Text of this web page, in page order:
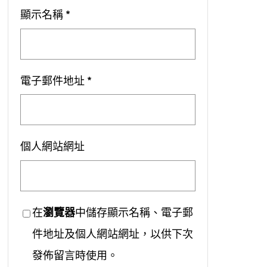
顯示名稱 *
電子郵件地址 *
個人網站網址
在瀏覽器中儲存顯示名稱、電子郵
件地址及個人網站網址，以供下次
發佈留言時使用。